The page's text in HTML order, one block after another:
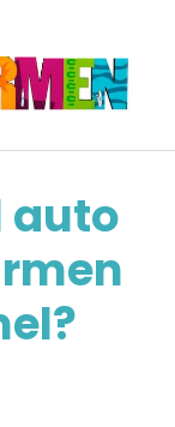
auto